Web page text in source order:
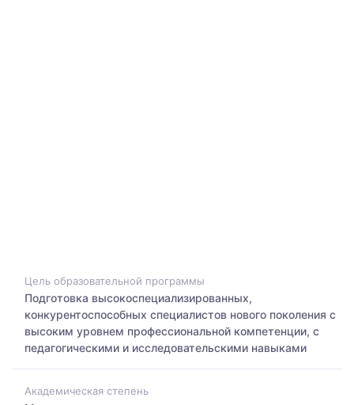
Цель образовательной программы
Подготовка высокоспециализированных,
конкурентоспособных специалистов нового поколения с
высоким уровнем профессиональной компетенции, с
педагогическими и исследовательскими навыками
Академическая степень